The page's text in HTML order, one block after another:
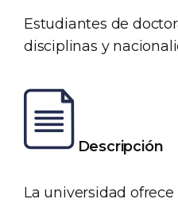
Estudiantes de
disciplinas y
Descripción
La universidad